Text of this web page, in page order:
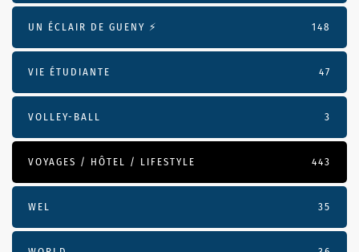
UN ÉCLAIR DE GUENY ⚡️ 148
VIE ÉTUDIANTE 47
VOLLEY-BALL 3
VOYAGES / HÔTEL / LIFESTYLE 443
WEL 35